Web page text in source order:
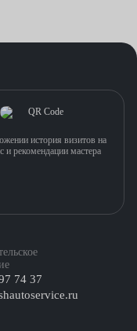
74 37
история визитов на
и рекомендации мастера